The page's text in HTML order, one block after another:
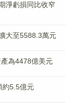
淨虧損同比收窄
大至5588.3萬元
為4478億美元
約5.5億元